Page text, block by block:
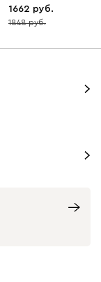
1662
10
1848